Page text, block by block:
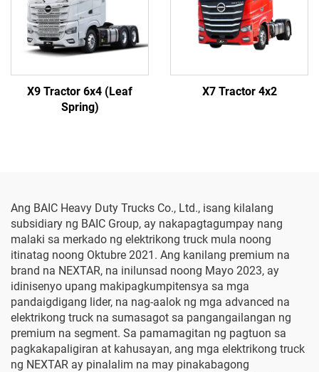
X9 Tractor 6x4 (Leaf
Spring)
X7 Tractor 4x2
Ang BAIC Heavy Duty Trucks Co., Ltd., isang kilalang
subsidiary ng BAIC Group, ay nakapagtagumpay nang
malaki sa merkado ng elektrikong truck mula noong
itinatag noong Oktubre 2021. Ang kanilang premium na
brand na NEXTAR, na inilunsad noong Mayo 2023, ay
idinisenyo upang makipagkumpitensya sa mga
pandaigdigang lider, na nag-aalok ng mga advanced na
elektrikong truck na sumasagot sa pangangailangan ng
premium na segment. Sa pamamagitan ng pagtuon sa
pagkakapaligiran at kahusayan, ang mga elektrikong truck
ng NEXTAR ay pinalalim na may pinakabagong